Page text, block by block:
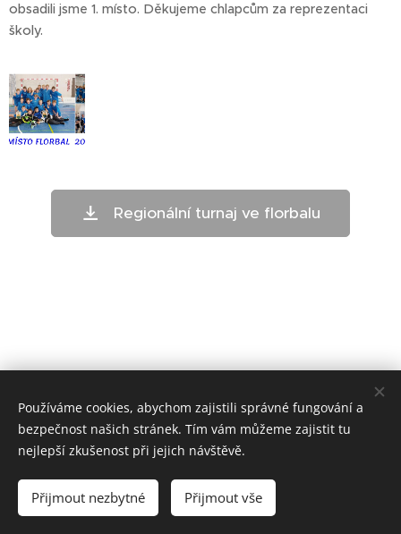
obsadili jsme 1. místo. Děkujeme chlapcům za reprezentaci
školy.
Regionální turnaj ve florbalu
ZŠ Telč - bloxx.cz
Používáme cookies, abychom zajistili správné fungování a
bezpečnost našich stránek. Tím vám můžeme zajistit tu
nejlepší zkušenost při jejich návštěvě.
Přijmout nezbytné Přijmout vše